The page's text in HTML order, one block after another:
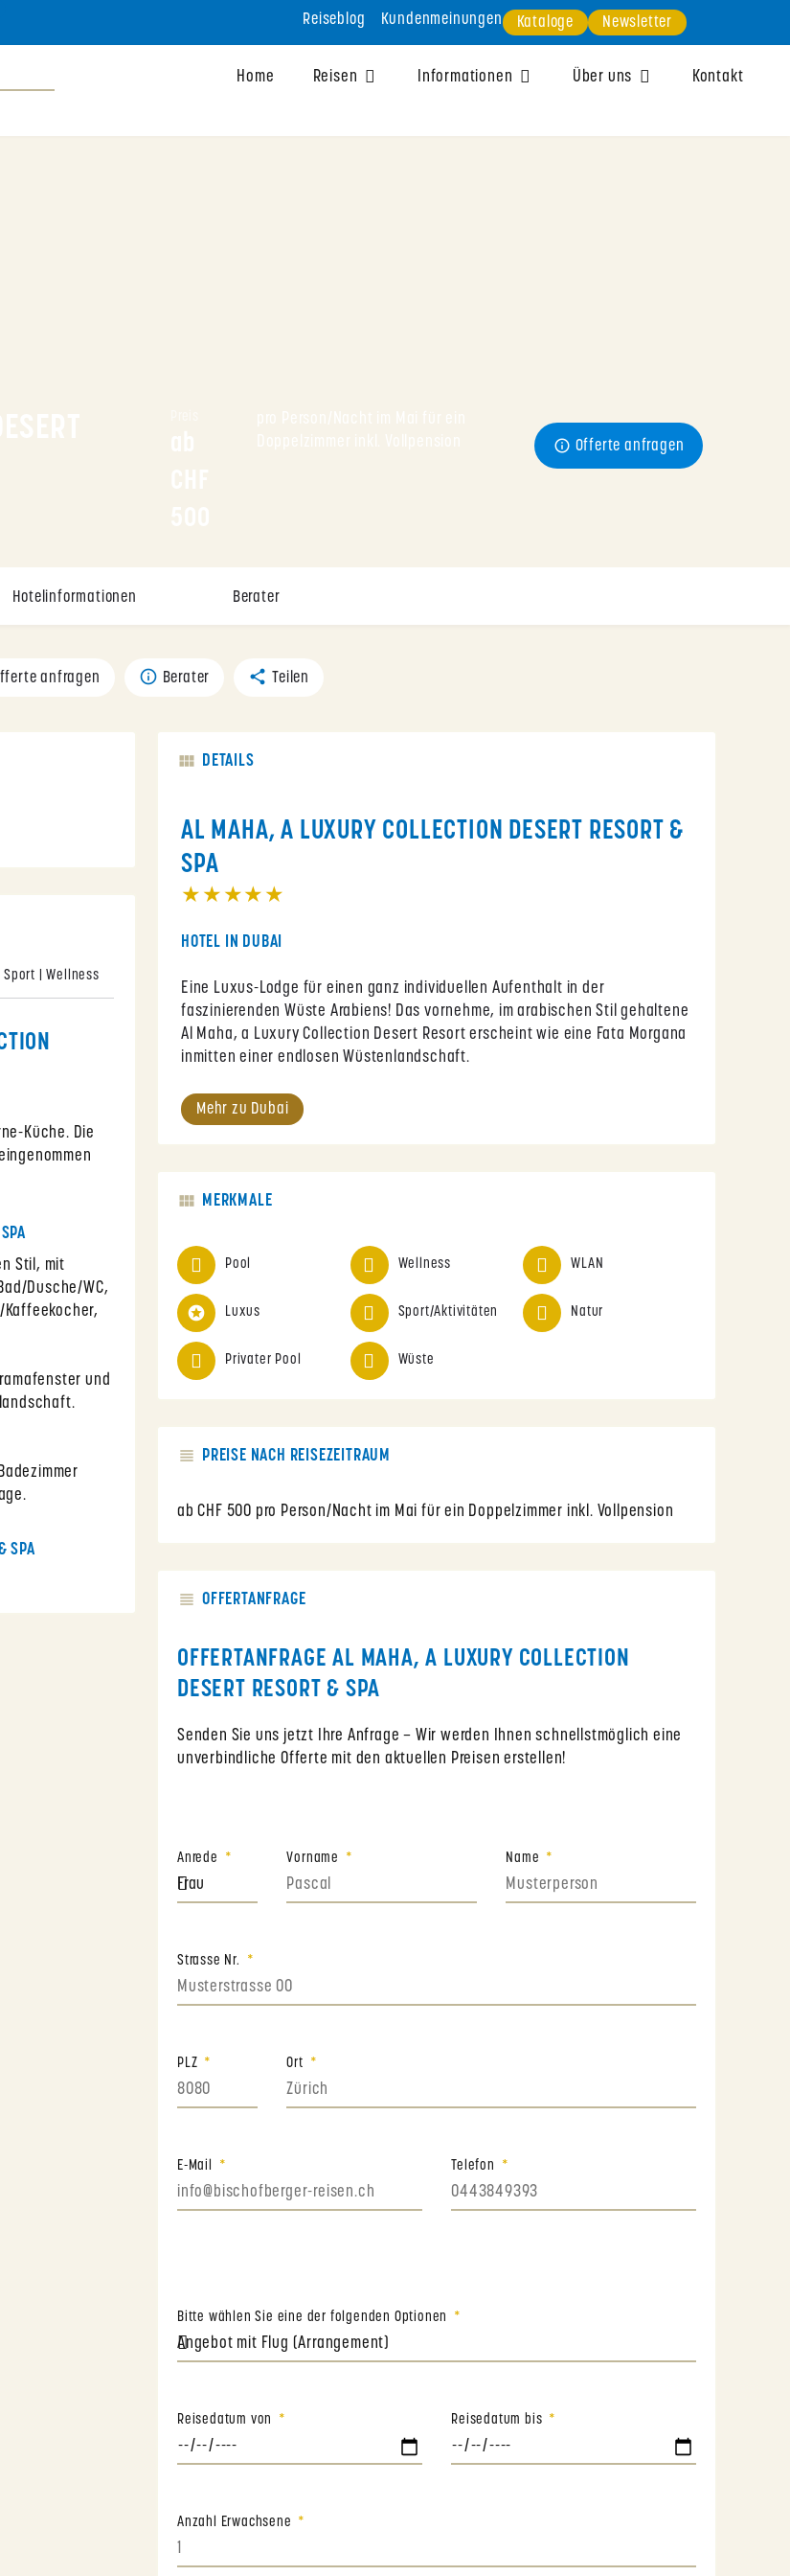
Reiseblog Kundenmeinungen Kataloge Newsletter
Home Reisen Informationen Über uns Kontakt
Offerte anfragen
Hotelinformationen Berater
anfragen Berater Teilen
Sport | Wellness
Küche. Die
Stil, mit
Dusche/WC,
Kaffeekocher,
und
SPA
DETAILS
AL MAHA, A LUXURY COLLECTION DESERT RESORT &
SPA
★★★★★
HOTEL IN DUBAI
Eine Luxus-Lodge für einen ganz individuellen Aufenthalt in der
faszinierenden Wüste Arabiens! Das vornehme, im arabischen Stil gehaltene
Al Maha, a Luxury Collection Desert Resort erscheint wie eine Fata Morgana
inmitten einer endlosen Wüstenlandschaft.
Mehr zu Dubai
MERKMALE
Pool Wellness WLAN
Luxus Sport/Aktivitäten Natur
Privater Pool Wüste
PREISE NACH REISEZEITRAUM
ab CHF 500 pro Person/Nacht im Mai für ein Doppelzimmer inkl. Vollpension
OFFERTANFRAGE
OFFERTANFRAGE AL MAHA, A LUXURY COLLECTION
DESERT RESORT & SPA
Senden Sie uns jetzt Ihre Anfrage – Wir werden Ihnen schnellstmöglich eine
unverbindliche Offerte mit den aktuellen Preisen erstellen!
Anrede Vorname Name
Strasse Nr.
PLZ Ort
E-Mail Telefon
Bitte wählen Sie eine der folgenden Optionen
Reisedatum von Reisedatum bis
Anzahl Erwachsene